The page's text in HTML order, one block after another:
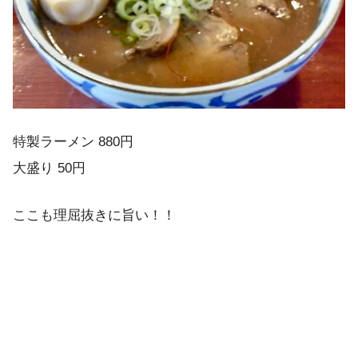
特製ラーメン 880円
大盛り 50円
ここも理屈抜きに旨い！！